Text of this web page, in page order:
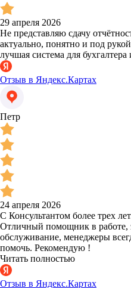
29 апреля 2026
Не представляю сдачу
актуально, понятно и под
лучшая система для бухгалтера
Отзыв в Яндекс.Картах
Петр
24 апреля 2026
С Консультантом более трех
Отличный помощник в работе,
обслуживание, менеджеры
помочь. Рекомендую !
Читать полностью
Отзыв в Яндекс.Картах